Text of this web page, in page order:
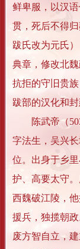
鲜卑服，以汉
贯，死后不得
跋氏改为元氏
典章，修改北
抗拒的守旧贵
跋部的汉化和
陈武帝（
字法生，吴兴
位。出身于乡
护、高要太守
西魏破江陵，
援兵，独揽朝
废方智自立，